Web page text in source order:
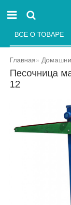
Главная
Песочница
12
ВСЕ О ТОВАРЕ